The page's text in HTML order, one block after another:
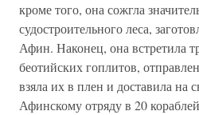
кроме того, она сожгла
судостроительного леса,
Афин. Наконец, она встретила
беотийских гоплитов,
взяла их в плен и доставила на
Афинскому отряду в 20